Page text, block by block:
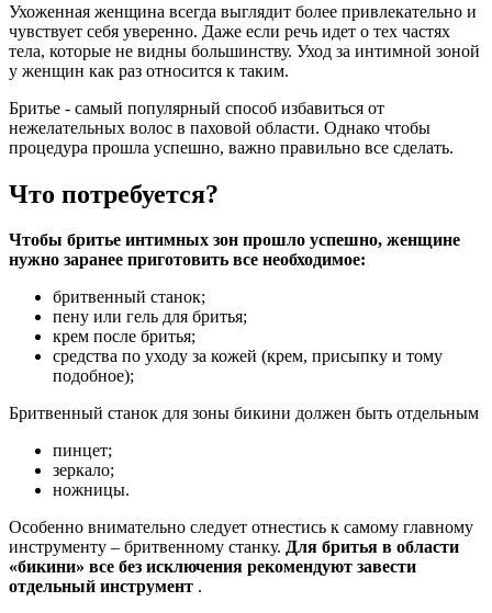
Ухоженная женщина всегда выглядит более привлекательно и
чувствует себя уверенно. Даже если речь идет о тех частях
тела, которые не видны большинству. Уход за интимной зоной
у женщин как раз относится к таким.
Бритье - самый популярный способ избавиться от
нежелательных волос в паховой области. Однако чтобы
процедура прошла успешно, важно правильно все сделать.
Что потребуется?
Чтобы бритье интимных зон прошло успешно, женщине
нужно заранее приготовить все необходимое:
бритвенный станок;
пену или гель для бритья;
крем после бритья;
средства по уходу за кожей (крем, присыпку и тому
подобное);
Бритвенный станок для зоны бикини должен быть отдельным
пинцет;
зеркало;
ножницы.
Особенно внимательно следует отнестись к самому главному
инструменту – бритвенному станку. Для бритья в области
«бикини» все без исключения рекомендуют завести
отдельный инструмент .